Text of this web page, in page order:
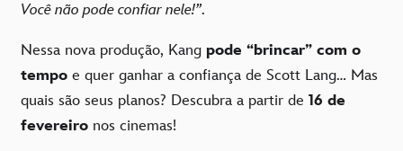
Você não pode confiar nele!”.
Nessa nova produção, Kang pode “brincar” com o
tempo e quer ganhar a confiança de Scott Lang… Mas
quais são seus planos? Descubra a partir de 16 de
fevereiro nos cinemas!